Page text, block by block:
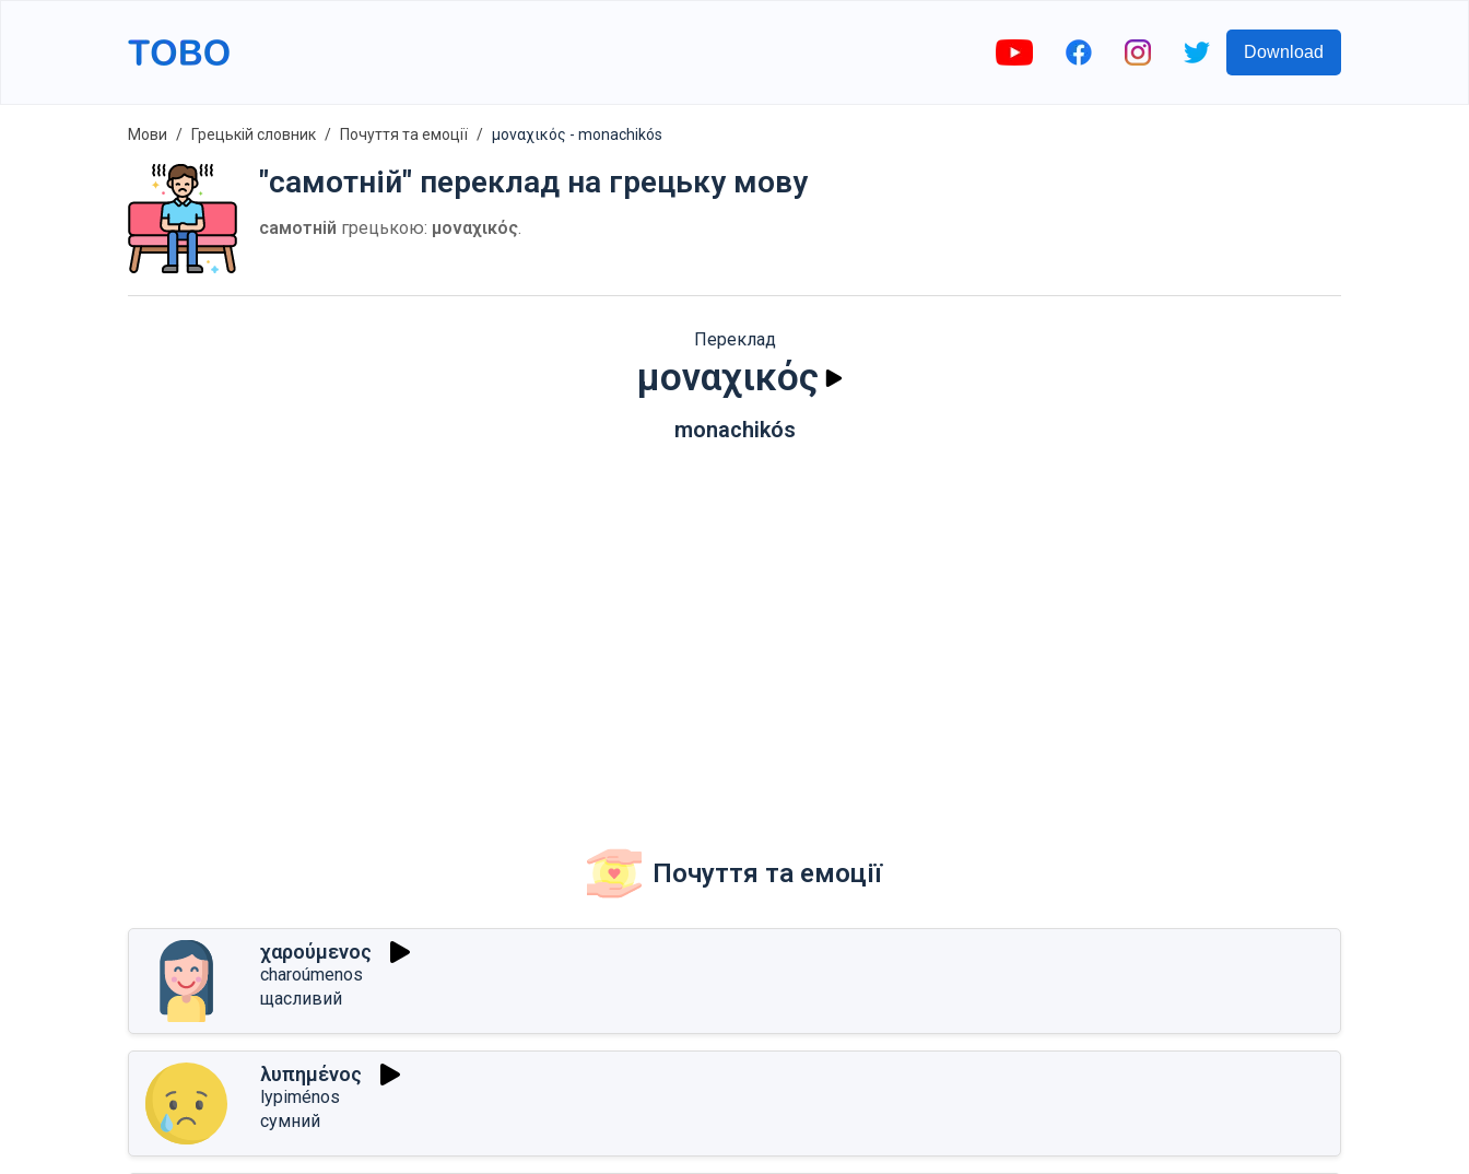
Download
Мови Грецькій словник Почуття та емоції μοναχικός - monachikós
"самотній" переклад на грецьку мову
самотній грецькою: μοναχικός.
Переклад
μοναχικός
monachikós
Почуття та емоції
χαρούμενος
charoúmenos
щасливий
λυπημένος
lypiménos
сумний